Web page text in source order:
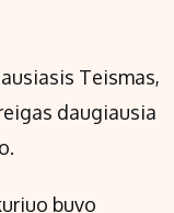
Teismas,
daugiausia
buvo